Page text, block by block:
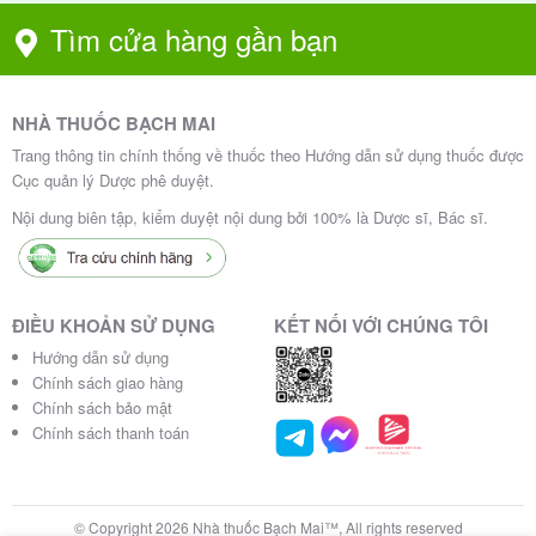
quả 24 giờ, giảm biến chứng tim mạch (theo nghiên
cứu ONTARGET, TEAMSTA). Telmisartan còn có tác
dụng PPAR-gamma nhẹ → cải thiện nhạy cảm
insulin, rất tốt cho bệnh nhân đái tháo đường kèm
tăng HA.
Dược động học: Hấp thu tốt (Telmisartan 40-60%,
Amlodipine gần 100%), không ảnh hưởng thức ăn,
thải trừ chủ yếu qua mật (Telmisartan) và nước tiểu
(Amlodipine).
4. Công dụng và chỉ định của thuốc
Telmisartan 80mg and Amlodipine 5mg
Tablets
Theo tờ hướng dẫn sử dụng VN-23191-22 và hướng
Tìm cửa hàng gần bạn
NHÀ THUỐC BẠCH MAI
Trang thông tin chính thống về thuốc theo Hướng dẫn sử dụng thuốc được
Cục quản lý Dược phê duyệt.
Nội dung biên tập, kiểm duyệt nội dung bởi 100% là Dược sĩ, Bác sĩ.
ĐIỀU KHOẢN SỬ DỤNG
Hướng dẫn sử dụng
Chính sách giao hàng
Chính sách bảo mật
Chính sách thanh toán
KẾT NỐI VỚI CHÚNG TÔI
© Copyright 2026 Nhà thuốc Bạch Mai™, All rights reserved